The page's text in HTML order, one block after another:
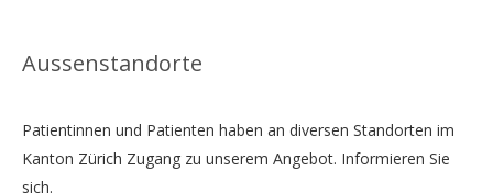
Aussenstandorte
Patientinnen und Patienten haben an diversen Standorten im
Kanton Zürich Zugang zu unserem Angebot. Informieren Sie
sich.